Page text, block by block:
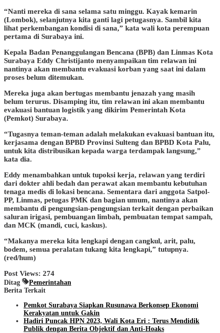
“Nanti mereka di sana selama satu minggu. Kayak kemarin
(Lombok), selanjutnya kita ganti lagi petugasnya. Sambil kita
lihat perkembangan kondisi di sana,” kata wali kota perempuan
pertama di Surabaya ini.
Kepala Badan Penanggulangan Bencana (BPB) dan Linmas Kota
Surabaya Eddy Christijanto menyampaikan tim relawan ini
nantinya akan membantu evakuasi korban yang saat ini dalam
proses belum ditemukan.
Mereka juga akan bertugas membantu jenazah yang masih
belum terurus. Disamping itu, tim relawan ini akan membantu
evakuasi bantuan logistik yang dikirim Pemerintah Kota
(Pemkot) Surabaya.
“Tugasnya teman-teman adalah melakukan evakuasi bantuan itu,
kerjasama dengan BPBD Provinsi Sulteng dan BPBD Kota Palu,
untuk kita distribusikan kepada warga terdampak langsung,”
kata dia.
Eddy menambahkan untuk tupoksi kerja, relawan yang terdiri
dari dokter ahli bedah dan perawat akan membantu kebutuhan
tenaga medis di lokasi bencana. Sementara dari anggota Satpol-
PP, Linmas, petugas PMK dan bagian umum, nantinya akan
membantu di pengungsian-pengungsian terkait dengan perbaikan
saluran irigasi, pembuangan limbah, pembuatan tempat sampah,
dan MCK (mandi, cuci, kaskus).
“Makanya mereka kita lengkapi dengan cangkul, arit, palu,
bodem, semua peralatan tukang kita lengkapi,” tutupnya.
(red/hum)
Post Views: 274
Ditag
Pemerintahan
Berita Terkait
Pemkot Surabaya Siapkan Rusunawa Berkonsep Ekonomi
Kerakyatan untuk Gakin
Hadiri Puncak HPN 2023, Wali Kota Eri : Terus Mendidik
Publik dengan Berita Objektif dan Anti-Hoaks